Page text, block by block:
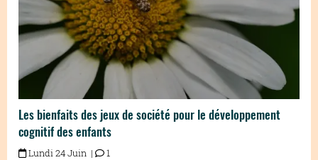
Les bienfaits des jeux de société pour le développement
cognitif des enfants
Lundi 24 Juin | 1